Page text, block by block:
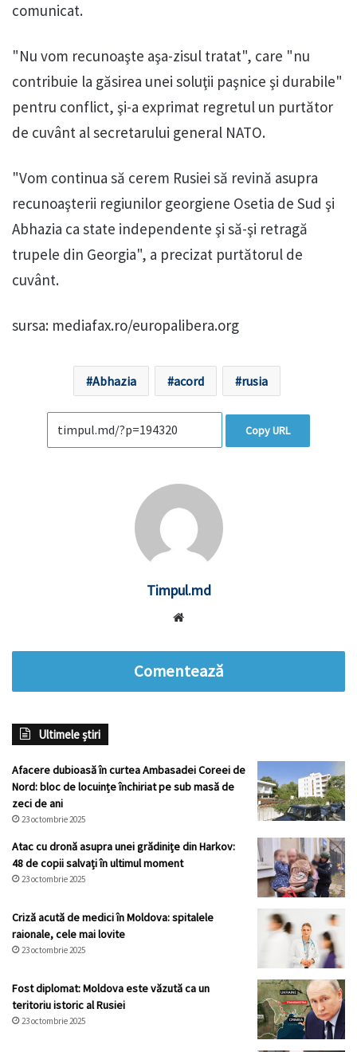
comunicat.
"Nu vom recunoaşte aşa-zisul tratat", care "nu
contribuie la găsirea unei soluţii paşnice şi durabile"
pentru conflict, şi-a exprimat regretul un purtător
de cuvânt al secretarului general NATO.
"Vom continua să cerem Rusiei să revină asupra
recunoaşterii regiunilor georgiene Osetia de Sud şi
Abhazia ca state independente şi să-şi retragă
trupele din Georgia", a precizat purtătorul de
cuvânt.
sursa: mediafax.ro/europalibera.org
Abhazia acord rusia
Copy URL
Timpul.md
Comentează
Ultimele știri
Afacere dubioasă în curtea Ambasadei Coreei de
Nord: bloc de locuințe închiriat pe sub masă de
zeci de ani
23 octombrie 2025
Atac cu dronă asupra unei grădinițe din Harkov:
48 de copii salvați în ultimul moment
23 octombrie 2025
Criză acută de medici în Moldova: spitalele
raionale, cele mai lovite
23 octombrie 2025
Fost diplomat: Moldova este văzută ca un
teritoriu istoric al Rusiei
23 octombrie 2025